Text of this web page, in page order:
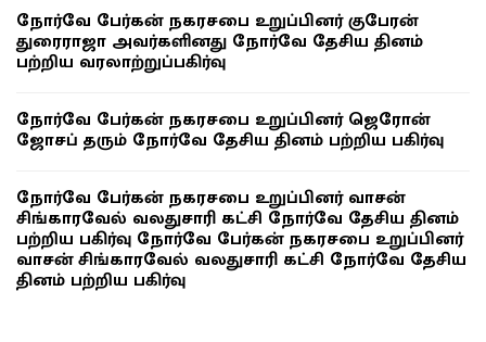
நோர்வே பேர்கன் நகரசபை உறுப்பினர் குபேரன்
துரைராஜா அவர்களினது நோர்வே தேசிய தினம்
பற்றிய வரலாற்றுப்பகிர்வு
நோர்வே பேர்கன் நகரசபை உறுப்பினர் ஜெரோன்
ஜோசப் தரும் நோர்வே தேசிய தினம் பற்றிய பகிர்வு
நோர்வே பேர்கன் நகரசபை உறுப்பினர் வாசன்
சிங்காரவேல் வலதுசாரி கட்சி நோர்வே தேசிய தினம்
பற்றிய பகிர்வு நோர்வே பேர்கன் நகரசபை உறுப்பினர்
வாசன் சிங்காரவேல் வலதுசாரி கட்சி நோர்வே தேசிய
தினம் பற்றிய பகிர்வு